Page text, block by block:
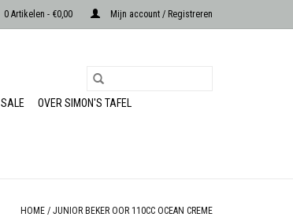
0 Artikelen - €0,00 Mijn account / Registreren
SALE
OVER SIMON'S TAFEL
HOME / JUNIOR BEKER OOR 110CC OCEAN CREME